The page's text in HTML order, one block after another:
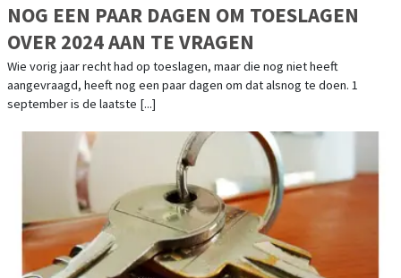
NOG EEN PAAR DAGEN OM TOESLAGEN
OVER 2024 AAN TE VRAGEN
Wie vorig jaar recht had op toeslagen, maar die nog niet heeft
aangevraagd, heeft nog een paar dagen om dat alsnog te doen. 1
september is de laatste [...]